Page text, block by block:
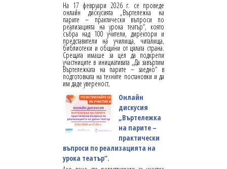
На 17 февруари 2026 г. се проведе
онлайн дискусията „Въртележка на
парите – практически въпроси по
реализацията на урока театър“, която
събра над 100 учители, директори и
представители на училища, читалища,
библиотеки и общини от цялата страна.
Срещата имаше за цел да подкрепи
участниците в инициативата „Да завъртим
Въртележката на парите – заедно“ в
подготовката на техните постановки и да
им даде увереност,
Онлайн
дискусия
„Въртележка
на парите –
практически
въпроси по реализацията на
урока театър“.